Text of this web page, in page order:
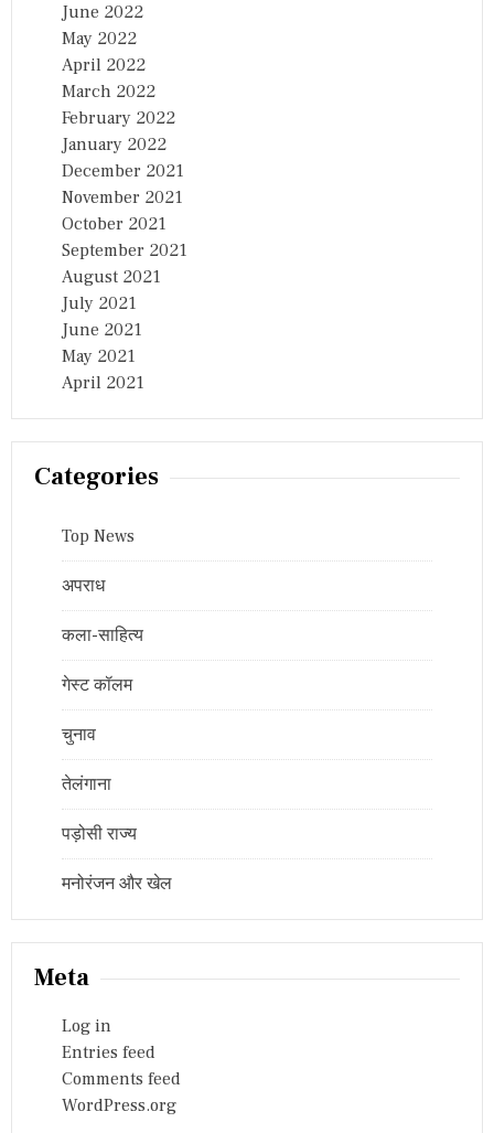
June 2022
May 2022
April 2022
March 2022
February 2022
January 2022
December 2021
November 2021
October 2021
September 2021
August 2021
July 2021
June 2021
May 2021
April 2021
Categories
Top News
अपराध
कला-साहित्य
गेस्ट कॉलम
चुनाव
तेलंगाना
पड़ोसी राज्य
मनोरंजन और खेल
Meta
Log in
Entries feed
Comments feed
WordPress.org